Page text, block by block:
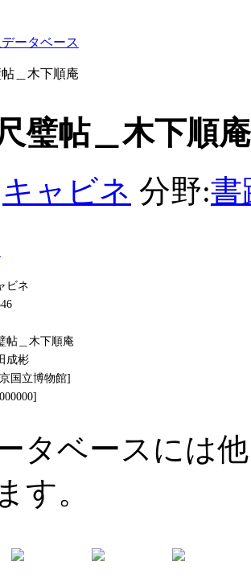
ータベース
帖＿木下順庵
璧帖＿木下順庵
キャビネ 分野:書
ビネ
帖＿木下順庵
成彬
国立博物館]
タベースには
す。